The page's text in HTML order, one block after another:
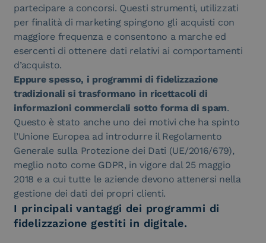
partecipare a concorsi. Questi strumenti, utilizzati
per finalità di marketing spingono gli acquisti con
maggiore frequenza e consentono a marche ed
esercenti di ottenere dati relativi ai comportamenti
d’acquisto.
Eppure spesso, i programmi di fidelizzazione
tradizionali si trasformano in ricettacoli di
informazioni commerciali sotto forma di spam.
Questo è stato anche uno dei motivi che ha spinto
l’Unione Europea ad introdurre il Regolamento
Generale sulla Protezione dei Dati (UE/2016/679),
meglio noto come GDPR, in vigore dal 25 maggio
2018 e a cui tutte le aziende devono attenersi nella
gestione dei dati dei propri clienti.
I principali vantaggi dei programmi di
fidelizzazione gestiti in digitale.